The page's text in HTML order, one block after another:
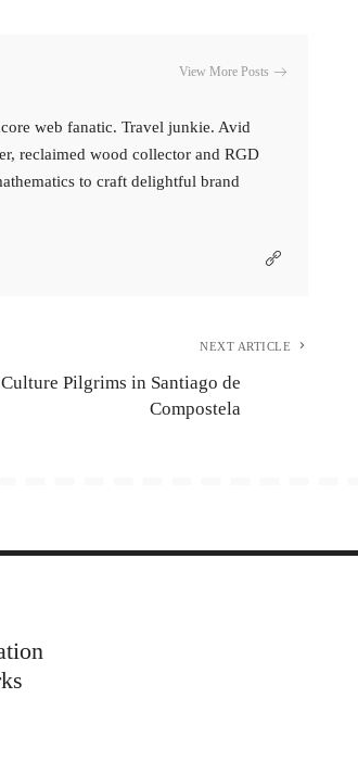
View More Posts
web fanatic. Travel junkie. Avid
reclaimed wood collector and RGD
to craft delightful brand
NEXT ARTICLE
Culture Pilgrims in Santiago de
Compostela